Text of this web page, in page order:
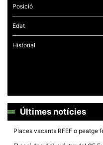
Posició
Edat
Historial
Últimes notícies
Places vacants RFEF o peatge